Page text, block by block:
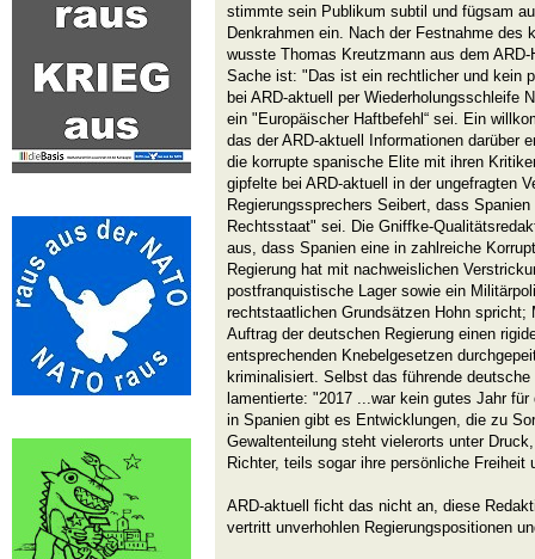
stimmte sein Publikum subtil und fügsam
Denkrahmen ein. Nach der Festnahme des
wusste Thomas Kreutzmann aus dem
Sache ist: "Das ist ein rechtlicher und kein
bei ARD-aktuell per Wiederholungsschleife
ein "Europäischer Haftbefehl“ sei. Ein
das der ARD-aktuell Informationen darüber
die korrupte spanische Elite mit ihren
gipfelte bei ARD-aktuell in der ungefragten
Regierungssprechers Seibert, dass
Rechtsstaat" sei. Die Gniffke-
aus, dass Spanien eine in zahlreiche
Regierung hat mit nachweislichen
postfranquistische Lager sowie ein
rechtstaatlichen Grundsätzen Hohn spricht;
Auftrag der deutschen Regierung einen
entsprechenden Knebelgesetzen
kriminalisiert. Selbst das führende
lamentierte: "2017 ...war kein gutes Jahr
in Spanien gibt es Entwicklungen, die zu
Gewaltenteilung steht vielerorts unter
Richter, teils sogar ihre persönliche Freiheit
ARD-aktuell ficht das nicht an, diese
vertritt unverhohlen Regierungspositionen